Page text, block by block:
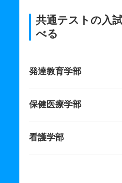
共通テストの入
べる
発達教育学部
保健医療学部
看護学部